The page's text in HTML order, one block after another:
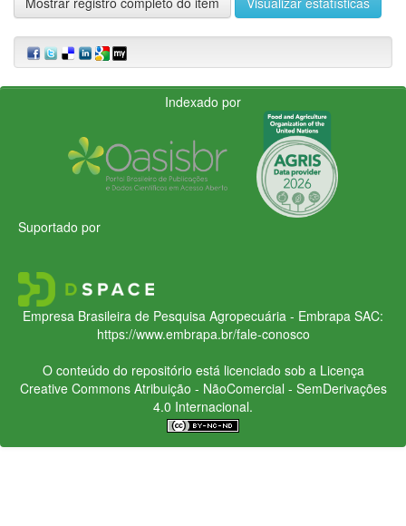
Indexado por
Suportado por
Empresa Brasileira de Pesquisa Agropecuária - Embrapa SAC:
https://www.embrapa.br/fale-conosco
O conteúdo do repositório está licenciado sob a Licença
Creative CommonsAtribuição - NãoComercial - SemDerivações
4.0 Internacional.